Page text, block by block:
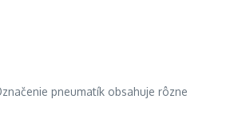
pneumatík obsahuje rôzne